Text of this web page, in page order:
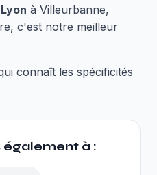
Lyon à Villeurbanne,
c'est notre meilleur
connaît les spécificités
également à :